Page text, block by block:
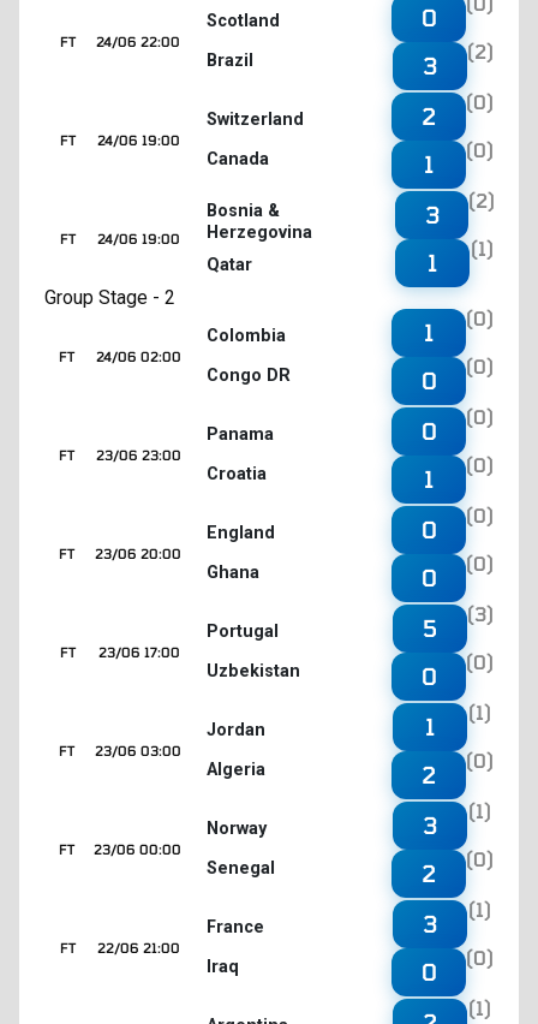
24/06 22:00
FT
Scotland
Brazil
0
3
(2)
24/06 19:00
FT
Switzerland
Canada
2
(0)
1
(0)
24/06 19:00
FT
Bosnia &
Herzegovina
Qatar
3
(2)
1
(1)
Group Stage - 2
24/06 02:00
FT
Colombia
Congo DR
1
(0)
0
(0)
23/06 23:00
FT
Panama
Croatia
0
(0)
1
(0)
23/06 20:00
FT
England
Ghana
0
(0)
0
(0)
23/06 17:00
FT
Portugal
Uzbekistan
5
(3)
0
(0)
23/06 03:00
FT
Jordan
Algeria
1
(1)
2
(0)
23/06 00:00
FT
Norway
Senegal
3
(1)
2
(0)
22/06 21:00
FT
France
Iraq
3
(1)
0
(0)
(1)